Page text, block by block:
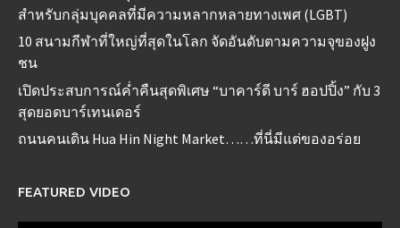
สำหรับกลุ่มบุคคลที่มีความหลากหลายทางเพศ (LGBT)
10 สนามกีฬาที่ใหญ่ที่สุดในโลก จัดอันดับตามความจุของฝูง
ชน
เปิดประสบการณ์ค่ำคืนสุดพิเศษ “บาคาร์ดี บาร์ ฮอปปิ้ง” กับ 3
สุดยอดบาร์เทนเดอร์
ถนนคนเดิน Hua Hin Night Market……ที่นี่มีแต่ของอร่อย
FEATURED VIDEO